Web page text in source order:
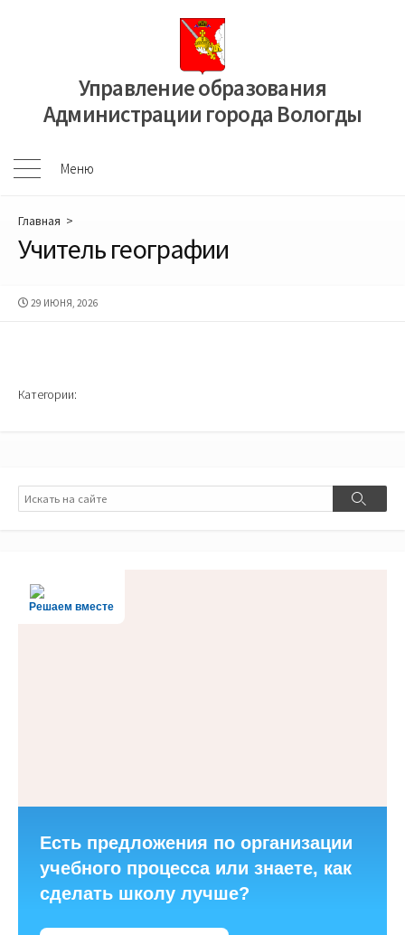
Управление образования
Администрации города Вологды
Меню
Меню
Главная >
Учитель географии
ДАТА
29 ИЮНЯ, 2026
Категории:
Поиск
Поиск
Решаем вместе
Есть предложения по организации
учебного процесса или знаете, как
сделать школу лучше?